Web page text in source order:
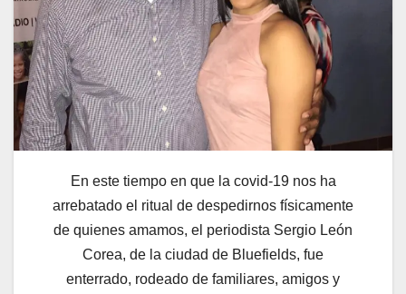
En este tiempo en que la covid-19 nos ha
arrebatado el ritual de despedirnos físicamente
de quienes amamos, el periodista Sergio León
Corea, de la ciudad de Bluefields, fue
enterrado, rodeado de familiares, amigos y